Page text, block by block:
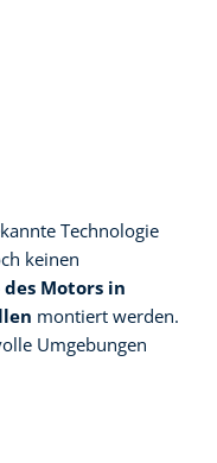
Technologie
keinen
des Motors in
montiert werden.
Umgebungen